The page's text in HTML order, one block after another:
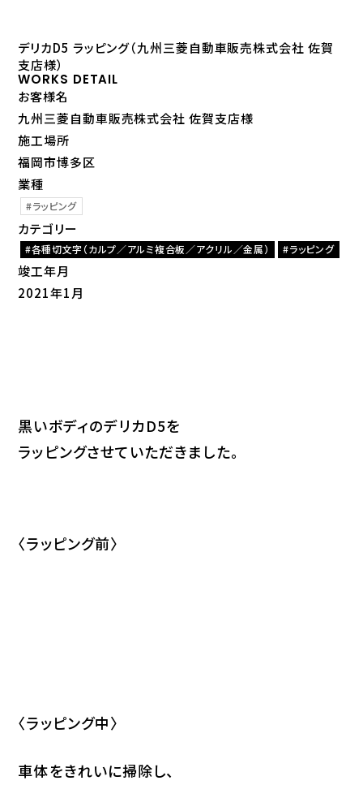
デリカD5 ラッピング（九州三菱自動車販売株式会社 佐賀
支店様）
WORKS DETAIL
お客様名
九州三菱自動車販売株式会社 佐賀支店様
施工場所
福岡市博多区
業種
ラッピング
カテゴリー
各種切文字（カルプ／アルミ複合板／アクリル／金属） ラッピング
竣工年月
2021年1月
黒いボディのデリカD5を
ラッピングさせていただきました。
〈ラッピング前〉
〈ラッピング中〉
車体をきれいに掃除し、